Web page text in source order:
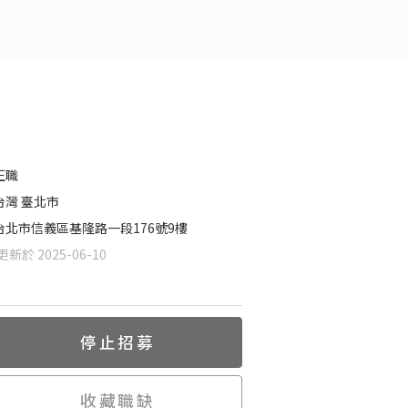
職
灣 臺北市
北市信義區基隆路一段176號9樓
新於 2025-06-10
停止招募
收藏職缺